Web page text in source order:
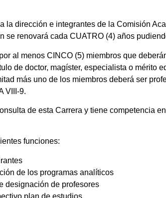
la dirección e integrantes de la Comisión
se renovará cada CUATRO (4) años
al menos CINCO (5) miembros que
de doctor, magíster, especialista o mérito
más uno de los miembros deberá ser
VIII-9.
de esta Carrera y tiene competencia
funciones:
de los programas analíticos
designación de profesores
plan de estudios